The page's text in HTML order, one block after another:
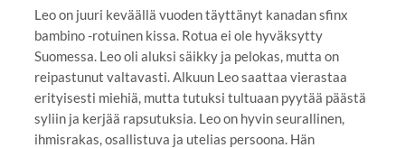
Leo on juuri keväällä vuoden täyttänyt kanadan sfinx
bambino -rotuinen kissa. Rotua ei ole hyväksytty
Suomessa. Leo oli aluksi säikky ja pelokas, mutta on
reipastunut valtavasti. Alkuun Leo saattaa vierastaa
erityisesti miehiä, mutta tutuksi tultuaan pyytää päästä
syliin ja kerjää rapsutuksia. Leo on hyvin seurallinen,
ihmisrakas, osallistuva ja utelias persoona. Hän